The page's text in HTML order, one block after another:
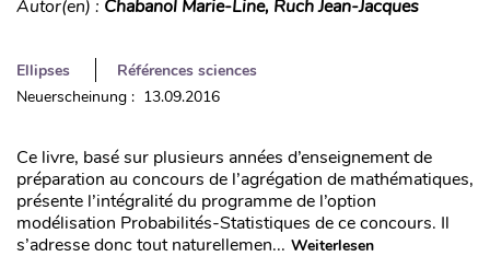
Autor(en) : Chabanol Marie-Line, Ruch Jean-Jacques
Ellipses
Références sciences
Neuerscheinung : 13.09.2016
Ce livre, basé sur plusieurs années d’enseignement de
préparation au concours de l’agrégation de mathématiques,
présente l’intégralité du programme de l’option
modélisation Probabilités-Statistiques de ce concours. Il
s’adresse donc tout naturellemen... Weiterlesen